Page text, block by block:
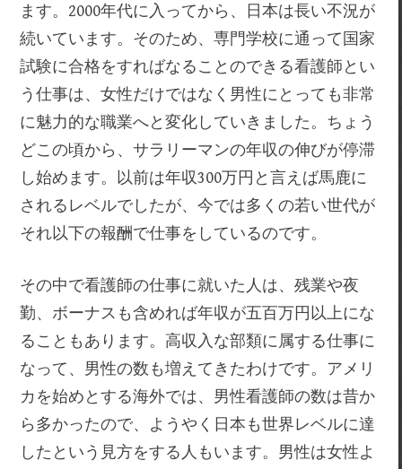
ます。2000年代に入ってから、日本は長い不況が
続いています。そのため、専門学校に通って国家
試験に合格をすればなることのできる看護師とい
う仕事は、女性だけではなく男性にとっても非常
に魅力的な職業へと変化していきました。ちょう
どこの頃から、サラリーマンの年収の伸びが停滞
し始めます。以前は年収300万円と言えば馬鹿に
されるレベルでしたが、今では多くの若い世代が
それ以下の報酬で仕事をしているのです。
その中で看護師の仕事に就いた人は、残業や夜
勤、ボーナスも含めれば年収が五百万円以上にな
ることもあります。高収入な部類に属する仕事に
なって、男性の数も増えてきたわけです。アメリ
カを始めとする海外では、男性看護師の数は昔か
ら多かったので、ようやく日本も世界レベルに達
したという見方をする人もいます。男性は女性よ